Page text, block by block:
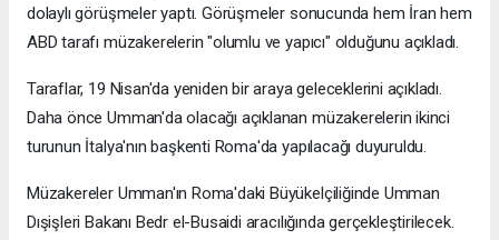
dolaylı görüşmeler yaptı. Görüşmeler sonucunda hem İran hem
ABD tarafı müzakerelerin "olumlu ve yapıcı" olduğunu açıkladı.
Taraflar, 19 Nisan'da yeniden bir araya geleceklerini açıkladı.
Daha önce Umman'da olacağı açıklanan müzakerelerin ikinci
turunun İtalya'nın başkenti Roma'da yapılacağı duyuruldu.
Müzakereler Umman'ın Roma'daki Büyükelçiliğinde Umman
Dışişleri Bakanı Bedr el-Busaidi aracılığında gerçekleştirilecek.